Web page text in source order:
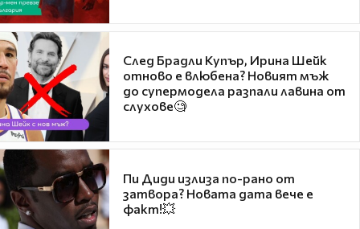
След Брадли Купър, Ирина Шейк
отново е влюбена? Новият мъж
до супермодела разпали лавина от
слухове🧐
Пи Диди излиза по-рано от
затвора? Новата дата вече е
факт!💥